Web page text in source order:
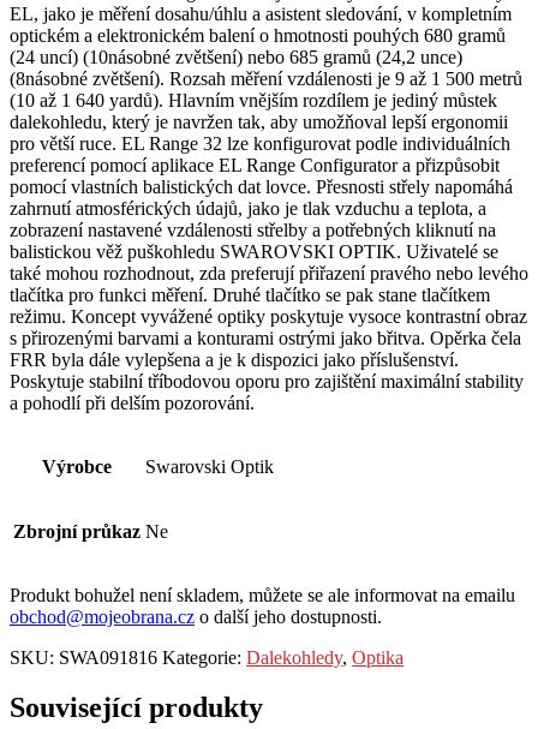
EL, jako je měření dosahu/úhlu a asistent sledování, v kompletním
optickém a elektronickém balení o hmotnosti pouhých 680 gramů
(24 uncí) (10násobné zvětšení) nebo 685 gramů (24,2 unce)
(8násobné zvětšení). Rozsah měření vzdálenosti je 9 až 1 500 metrů
(10 až 1 640 yardů). Hlavním vnějším rozdílem je jediný můstek
dalekohledu, který je navržen tak, aby umožňoval lepší ergonomii
pro větší ruce. EL Range 32 lze konfigurovat podle individuálních
preferencí pomocí aplikace EL Range Configurator a přizpůsobit
pomocí vlastních balistických dat lovce. Přesnosti střely napomáhá
zahrnutí atmosférických údajů, jako je tlak vzduchu a teplota, a
zobrazení nastavené vzdálenosti střelby a potřebných kliknutí na
balistickou věž puškohledu SWAROVSKI OPTIK. Uživatelé se
také mohou rozhodnout, zda preferují přiřazení pravého nebo levého
tlačítka pro funkci měření. Druhé tlačítko se pak stane tlačítkem
režimu. Koncept vyvážené optiky poskytuje vysoce kontrastní obraz
s přirozenými barvami a konturami ostrými jako břitva. Opěrka čela
FRR byla dále vylepšena a je k dispozici jako příslušenství.
Poskytuje stabilní tříbodovou oporu pro zajištění maximální stability
a pohodlí při delším pozorování.
Výrobce Swarovski Optik
Zbrojní průkaz Ne
Produkt bohužel není skladem, můžete se ale informovat na emailu
obchod@mojeobrana.cz o další jeho dostupnosti.
SKU: SWA091816 Kategorie: Dalekohledy, Optika
Související produkty